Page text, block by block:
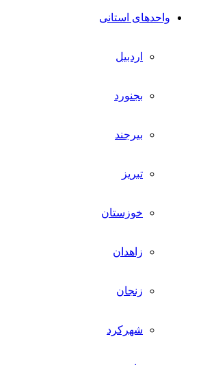
واحدهای استانی
اردبیل
بجنورد
بیرجند
تبریز
خوزستان
زاهدان
زنجان
شهرکرد